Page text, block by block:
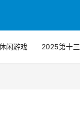
闲游戏 2025第十